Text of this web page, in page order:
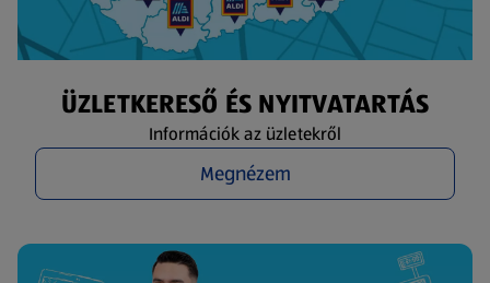
ÜZLETKERESŐ ÉS NYITVATARTÁS
Információk az üzletekről
Megnézem